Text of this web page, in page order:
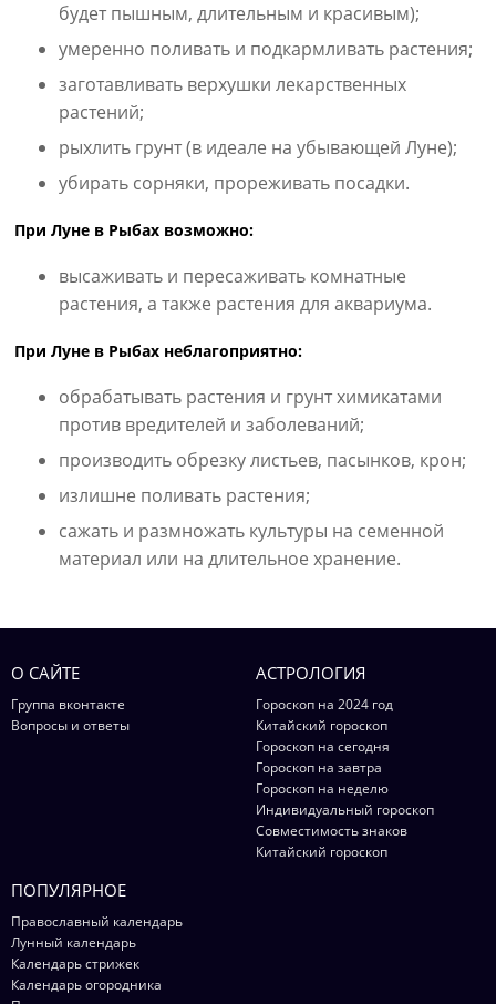
будет пышным, длительным и красивым);
умеренно поливать и подкармливать растения;
заготавливать верхушки лекарственных
растений;
рыхлить грунт (в идеале на убывающей Луне);
убирать сорняки, прореживать посадки.
При Луне в Рыбах возможно:
высаживать и пересаживать комнатные
растения, а также растения для аквариума.
При Луне в Рыбах неблагоприятно:
обрабатывать растения и грунт химикатами
против вредителей и заболеваний;
производить обрезку листьев, пасынков, крон;
излишне поливать растения;
сажать и размножать культуры на семенной
материал или на длительное хранение.
О САЙТЕ
Группа вконтакте
Вопросы и ответы
АСТРОЛОГИЯ
Гороскоп на 2024 год
Китайский гороскоп
Гороскоп на сегодня
Гороскоп на завтра
Гороскоп на неделю
Индивидуальный гороскоп
Совместимость знаков
Китайский гороскоп
ПОПУЛЯРНОЕ
Православный календарь
Лунный календарь
Календарь стрижек
Календарь огородника